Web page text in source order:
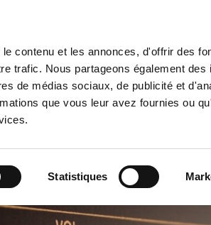
contenu et les annonces, d'offrir des
trafic. Nous partageons également des
de médias sociaux, de publicité et
que vous leur avez fournies ou
Statistiques
Family